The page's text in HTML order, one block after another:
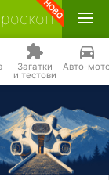
Загатки
и тестови
Авто-